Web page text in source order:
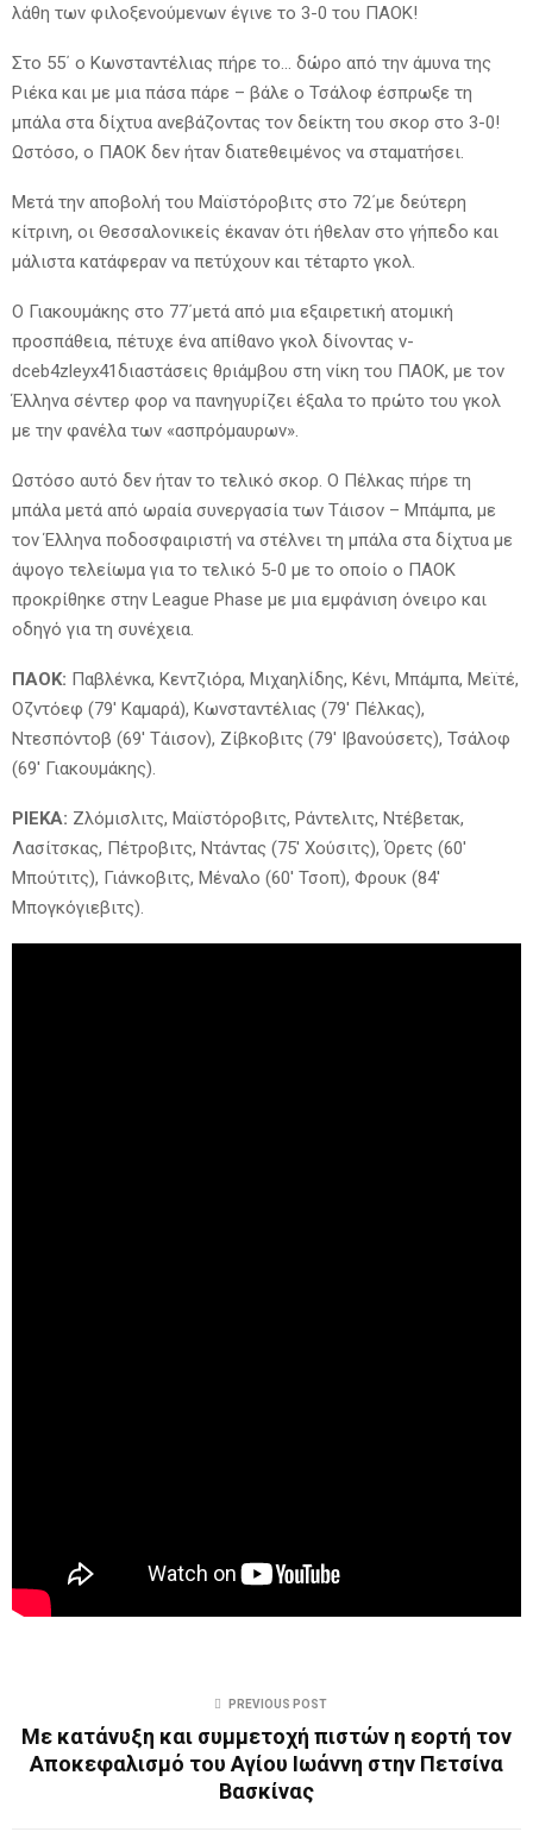
λάθη των φιλοξενούμενων έγινε το 3-0 του ΠΑΟΚ!
Στο 55΄ ο Κωνσταντέλιας πήρε το… δώρο από την άμυνα της
Ριέκα και με μια πάσα πάρε – βάλε ο Τσάλοφ έσπρωξε τη
μπάλα στα δίχτυα ανεβάζοντας τον δείκτη του σκορ στο 3-0!
Ωστόσο, ο ΠΑΟΚ δεν ήταν διατεθειμένος να σταματήσει.
Μετά την αποβολή του Μαϊστόροβιτς στο 72΄με δεύτερη
κίτρινη, οι Θεσσαλονικείς έκαναν ότι ήθελαν στο γήπεδο και
μάλιστα κατάφεραν να πετύχουν και τέταρτο γκολ.
Ο Γιακουμάκης στο 77΄μετά από μια εξαιρετική ατομική
προσπάθεια, πέτυχε ένα απίθανο γκολ δίνοντας v-
dceb4zleyx41διαστάσεις θριάμβου στη νίκη του ΠΑΟΚ, με τον
Έλληνα σέντερ φορ να πανηγυρίζει έξαλα το πρώτο του γκολ
με την φανέλα των «ασπρόμαυρων».
Ωστόσο αυτό δεν ήταν το τελικό σκορ. Ο Πέλκας πήρε τη
μπάλα μετά από ωραία συνεργασία των Τάισον – Μπάμπα, με
τον Έλληνα ποδοσφαιριστή να στέλνει τη μπάλα στα δίχτυα με
άψογο τελείωμα για το τελικό 5-0 με το οποίο ο ΠΑΟΚ
προκρίθηκε στην League Phase με μια εμφάνιση όνειρο και
οδηγό για τη συνέχεια.
ΠΑΟΚ: Παβλένκα, Κεντζιόρα, Μιχαηλίδης, Κένι, Μπάμπα, Μεϊτέ,
Οζντόεφ (79′ Καμαρά), Κωνσταντέλιας (79′ Πέλκας),
Ντεσπόντοβ (69′ Τάισον), Ζίβκοβιτς (79′ Ιβανούσετς), Τσάλοφ
(69′ Γιακουμάκης).
ΡΙΕΚΑ: Ζλόμισλιτς, Μαϊστόροβιτς, Ράντελιτς, Ντέβετακ,
Λασίτσκας, Πέτροβιτς, Ντάντας (75′ Χούσιτς), Όρετς (60′
Μπούτιτς), Γιάνκοβιτς, Μέναλο (60′ Τσοπ), Φρουκ (84′
Μπογκόγιεβιτς).
PREVIOUS POST
Με κατάνυξη και συμμετοχή πιστών η εορτή τον
Αποκεφαλισμό του Αγίου Ιωάννη στην Πετσίνα
Βασκίνας